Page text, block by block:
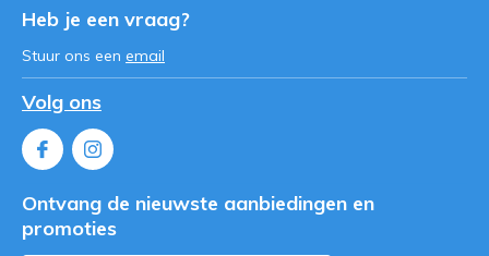
Heb je een vraag?
Stuur ons een email
Volg ons
Ontvang de nieuwste aanbiedingen en
promoties